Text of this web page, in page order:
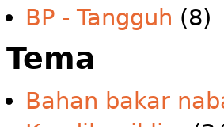
BP - Tangguh (8)
Tema
Bahan bakar